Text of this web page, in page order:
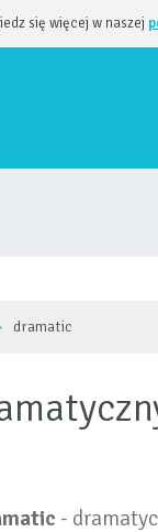
się więcej w naszej
dramatic
-